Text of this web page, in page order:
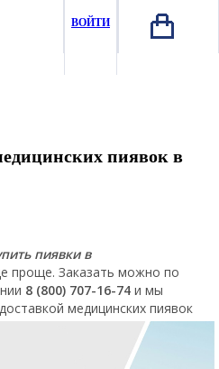
ВОЙТИ
пиявок в
пиявки в
проще. Заказать можно по
8 (800) 707-16-74 и мы
медицинских пиявок